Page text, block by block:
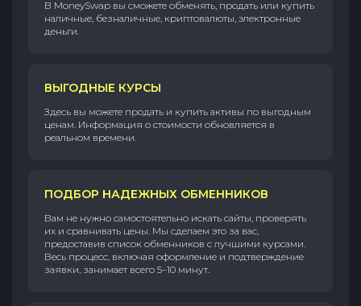
В MoneySwap вы сможете обменять, продать или купить
наличные, безналичные, криптовалюты, электронные
деньги.
ВЫГОДНЫЕ КУРСЫ
Здесь вы можете продать и купить активы по выгодным
ценам. Информация о стоимости обновляется в
реальном времени.
ПОДБОР НАДЕЖНЫХ ОБМЕННИКОВ
Вам не нужно самостоятельно искать сайты, проверять
их и сравнивать цены. Мы сделаем это за вас,
предоставив список обменников с лучшими курсами.
Весь процесс, включая оформление и подтверждение
заявки, занимает всего 5–10 минут.